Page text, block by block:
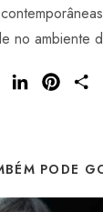
no ambiente
l
e
d
e
r
e
PODE